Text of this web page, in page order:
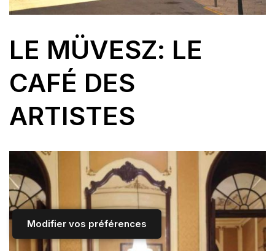
Modifier vos préférences
LE MÜVESZ: LE
CAFÉ DES
ARTISTES